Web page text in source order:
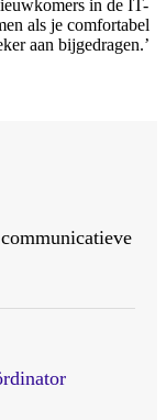
in de IT-
als je comfortabel
aan bijgedragen.’